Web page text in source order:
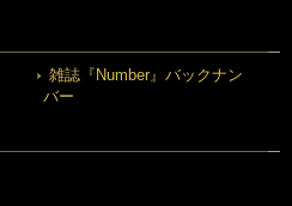
雑誌『Number』バックナン
バー